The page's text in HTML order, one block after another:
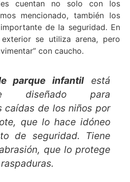
cuentan no solo con los
mencionado, también los
de la seguridad. En
se utiliza arena, pero
con caucho.
parque infantilestá
diseñado para
caídas de los niños por
que lo hace idóneo
de seguridad. Tiene
que lo protege